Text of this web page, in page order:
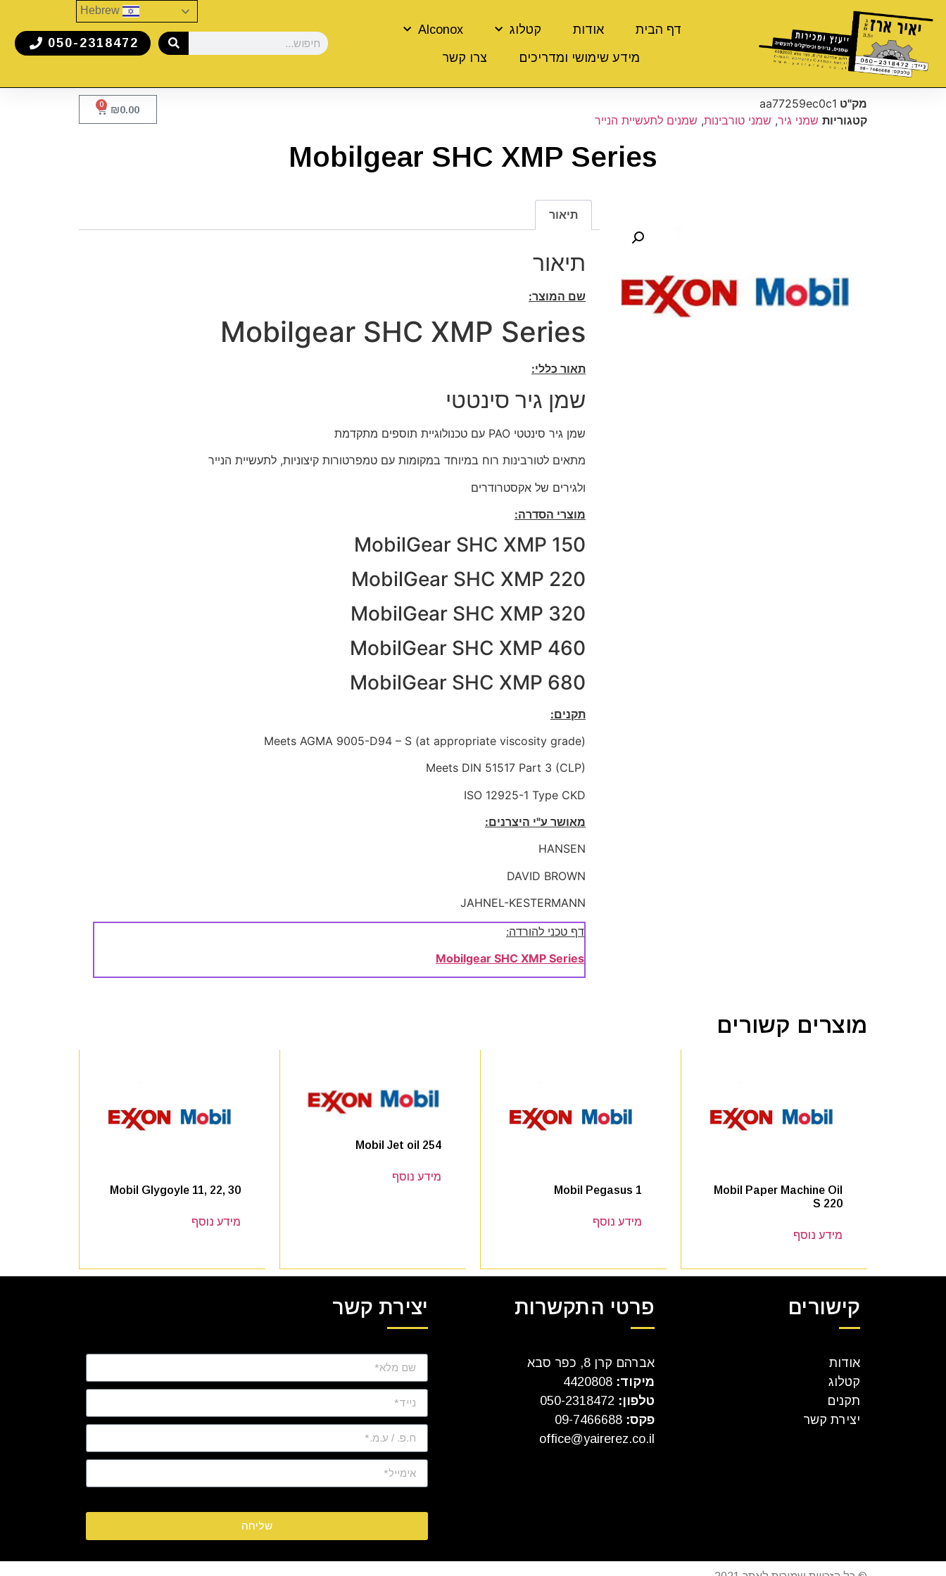
דף הבית אודות קטלוג
Alconox
מידע שימושי ומדריכים
צרו קשר
050-2318472
מק"ט aa77259ec0c1
קטגוריות שמני גיר, שמני טורבינות, שמנים לתעשיית הנייר
₪0.00
0
Mobilgear SHC XMP Series
תיאור
תיאור
שם המוצר:
Mobilgear SHC XMP Series
תאור כללי:
שמן גיר סינטטי
שמן גיר סינטטי PAO עם טכנולוגיית תוספים מתקדמת
מתאים לטורבינות רוח במיוחד במקומות עם טמפרטורות קיצוניות, לתעשיית הנייר
ולגירים של אקסטרודרים
מוצרי הסדרה:
MobilGear SHC XMP 150
MobilGear SHC XMP 220
MobilGear SHC XMP 320
MobilGear SHC XMP 460
MobilGear SHC XMP 680
תקנים:
Meets AGMA 9005-D94 – S (at appropriate viscosity grade)
Meets DIN 51517 Part 3 (CLP)
ISO 12925-1 Type CKD
מאושר ע"י היצרנים:
HANSEN
DAVID BROWN
JAHNEL-KESTERMANN
דף טכני להורדה:
Mobilgear SHC XMP Series
מוצרים קשורים
Mobil Paper Machine Oil
S 220
מידע נוסף
Mobil Pegasus 1
מידע נוסף
Mobil Jet oil 254
מידע נוסף
Mobil Glygoyle 11, 22, 30
מידע נוסף
קישורים
אודות
קטלוג
תקנים
יצירת קשר
פרטי התקשרות
אברהם קרן 8, כפר סבא
מיקוד:
טלפון:
פקס: 09-7466688
office@yairerez.co.il
יצירת קשר
שליחה
Hebrew